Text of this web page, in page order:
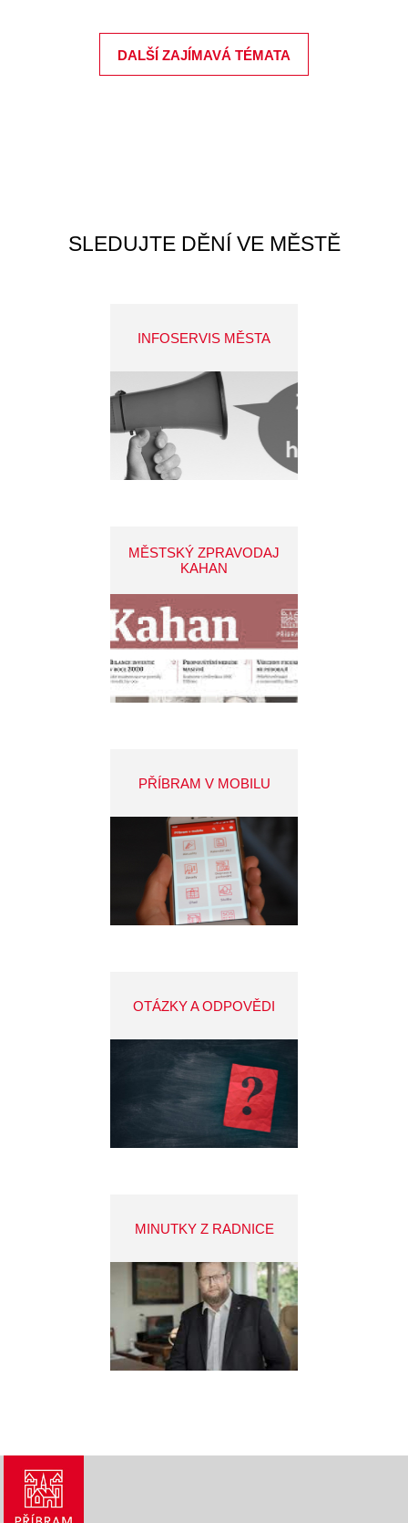
DALŠÍ ZAJÍMAVÁ TÉMATA
SLEDUJTE DĚNÍ VE MĚSTĚ
INFOSERVIS MĚSTA
MĚSTSKÝ ZPRAVODAJ
KAHAN
PŘÍBRAM V MOBILU
OTÁZKY A ODPOVĚDI
MINUTKY Z RADNICE